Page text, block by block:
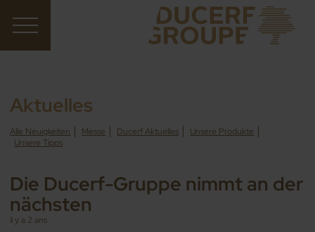
Aktuelles
Alle Neuigkeiten Messe Ducerf Aktuelles
Unsere Produkte
Unsere Tipps
Die Ducerf-Gruppe nimmt an der
nächsten
il y a 2 ans